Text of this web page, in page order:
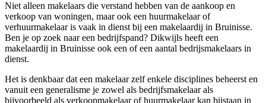
Niet alleen makelaars die verstand hebben van de aankoop en
verkoop van woningen, maar ook een huurmakelaar of
verhuurmakelaar is vaak in dienst bij een makelaardij in Bruinisse.
Ben je op zoek naar een bedrijfspand? Dikwijls heeft een
makelaardij in Bruinisse ook een of een aantal bedrijsmakelaars in
dienst.
Het is denkbaar dat een makelaar zelf enkele disciplines beheerst en
vanuit een generalisme je zowel als bedrijfsmakelaar als
bijvoorbeeld als verkoopmakelaar of huurmakelaar kan bijstaan in